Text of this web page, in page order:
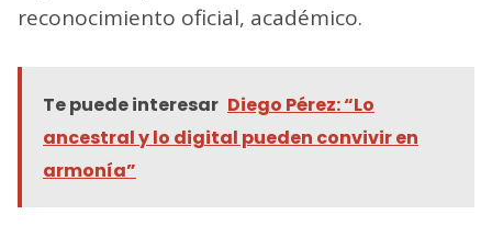
reconocimiento oficial, académico.
Te puede interesar Diego Pérez: “Lo
ancestral y lo digital pueden convivir en
armonía”